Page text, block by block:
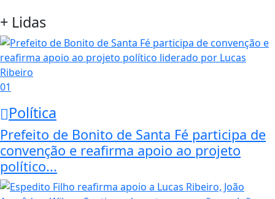
+ Lidas
01
Política
Prefeito de Bonito de Santa Fé participa de
convenção e reafirma apoio ao projeto
político...